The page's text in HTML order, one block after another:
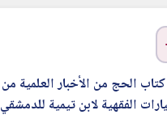
الحج من الأخبار العلمية من
الفقهية لابن تيمية للدمشقي